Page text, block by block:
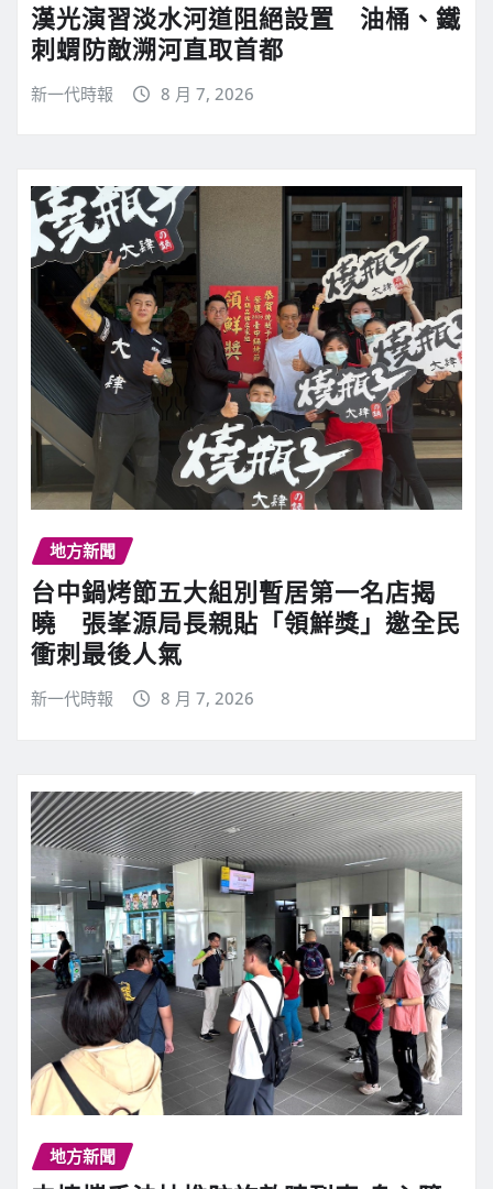
漢光演習淡水河道阻絕設置 油桶、鐵
刺蝟防敵溯河直取首都
新一代時報 8 月 7, 2026
地方新聞
台中鍋烤節五大組別暫居第一名店揭
曉 張峯源局長親貼「領鮮獎」邀全民
衝刺最後人氣
新一代時報 8 月 7, 2026
地方新聞